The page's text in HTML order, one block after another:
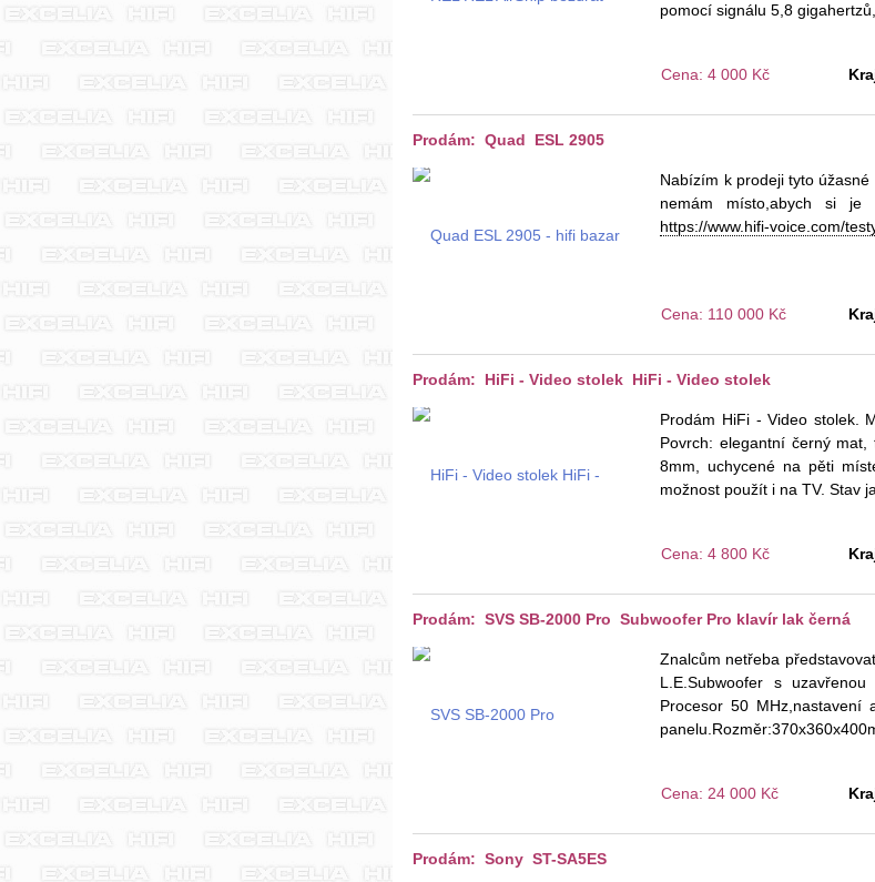
pomocí signálu 5,8
Cena: 4 000 Kč
Prodám: Quad ESL 2905
Nabízím k prodeji tyto
nemám místo,abych si je
https://www.hifi-voice.com/
Cena: 110 000 Kč
Prodám: HiFi - Video stolek HiFi - Video stolek
Prodám HiFi - Video stolek.
Povrch: elegantní černý
8mm, uchycené na pěti
možnost použít i na TV. Stav
Cena: 4 800 Kč
Prodám: SVS SB-2000 Pro Subwoofer Pro klavír lak černá
Znalcům netřeba
L.E.Subwoofer s
Procesor 50
Cena: 24 000 Kč
Prodám: Sony ST-SA5ES